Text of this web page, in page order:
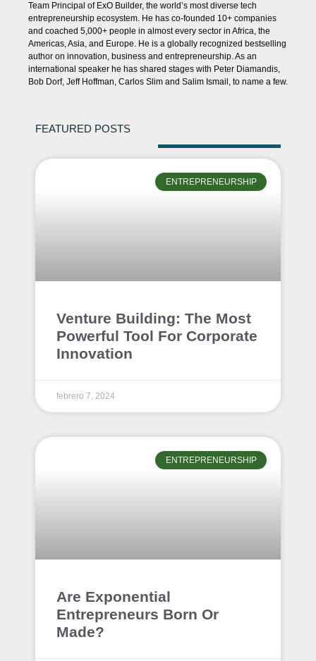
Team Principal of ExO Builder, the world’s most diverse tech
entrepreneurship ecosystem. He has co-founded 10+ companies
and coached 5,000+ people in almost every sector in Africa, the
Americas, Asia, and Europe. He is a globally recognized bestselling
author on innovation, business and entrepreneurship. As an
international speaker he has shared stages with Peter Diamandis,
Bob Dorf, Jeff Hoffman, Carlos Slim and Salim Ismail, to name a few.
FEATURED POSTS
ENTREPRENEURSHIP
Venture Building: The Most
Powerful Tool For Corporate
Innovation
febrero 7, 2024
ENTREPRENEURSHIP
Are Exponential
Entrepreneurs Born Or
Made?